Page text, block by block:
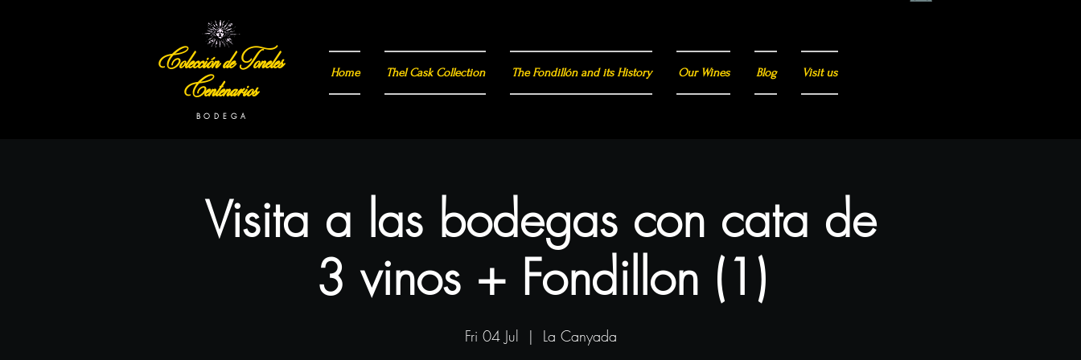
Visita a las bodegas con cata de
3 vinos + Fondillon (1)
Fri 04 Jul
  |
La Canyada
Colección de Toneles
Centenarios Home Thel Cask Collection The Fondillón and its History Our Wines Blog Visit us
B O D E G A